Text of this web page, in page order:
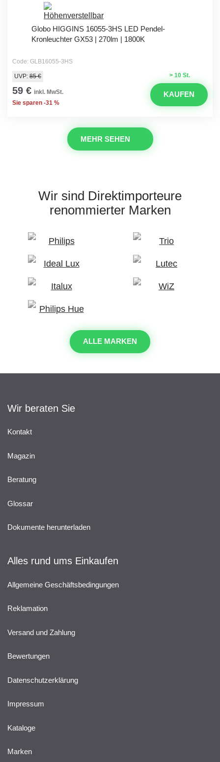
Globo HIGGINS 16055-3HS LED Pendel-
Kronleuchter GX53 | 270lm | 1800K
Code: GLB16055-3HS
> 10 St.
UVP: 85 €
59 € inkl. MwSt.
Sie sparen -31 %
KAUFEN
MEHR SEHEN
Wir sind Direktimporteure
renommierter Marken
ALLE MARKEN
Wir beraten Sie
Kontakt
Magazin
Beratung
Glossar
Dokumente herunterladen
Alles rund ums Einkaufen
Allgemeine Geschäftsbedingungen
Reklamation
Versand und Zahlung
Bewertungen
Datenschutzerklärung
Impressum
Kataloge
Marken